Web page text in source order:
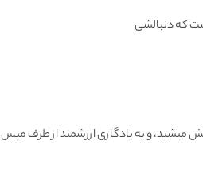
که دنبالشی
و یه یادگاری ارزشمند از طرف میس